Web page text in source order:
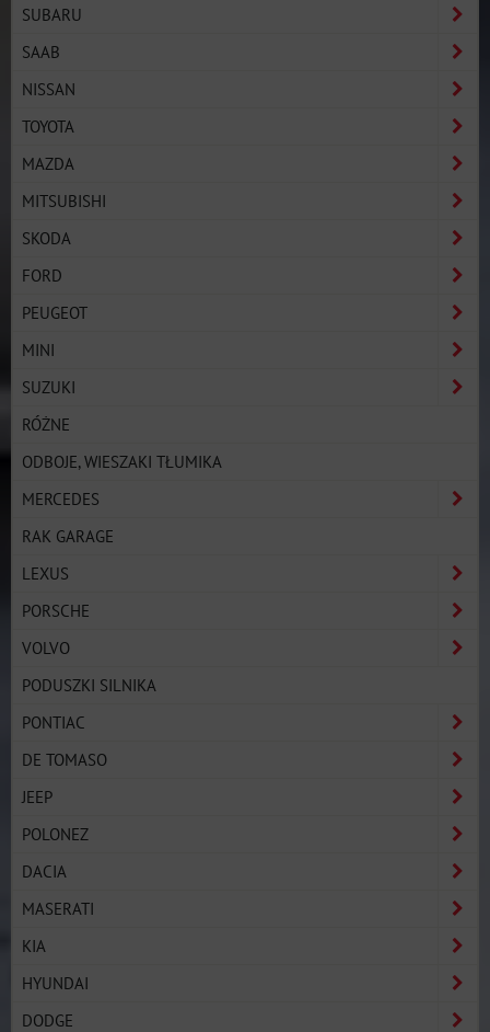
SUBARU
SAAB
NISSAN
TOYOTA
MAZDA
MITSUBISHI
SKODA
FORD
PEUGEOT
MINI
SUZUKI
RÓŻNE
ODBOJE, WIESZAKI TŁUMIKA
MERCEDES
RAK GARAGE
LEXUS
PORSCHE
VOLVO
PODUSZKI SILNIKA
PONTIAC
DE TOMASO
JEEP
POLONEZ
DACIA
MASERATI
KIA
HYUNDAI
DODGE